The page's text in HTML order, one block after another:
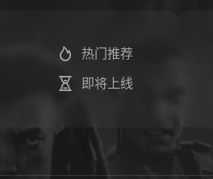
热门推荐
即将上线